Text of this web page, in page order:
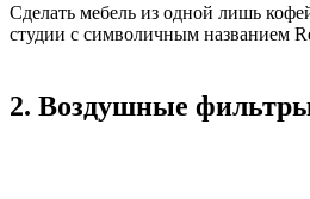
Сделать мебель из одной лишь
студии с символичным названием
2. Воздушные